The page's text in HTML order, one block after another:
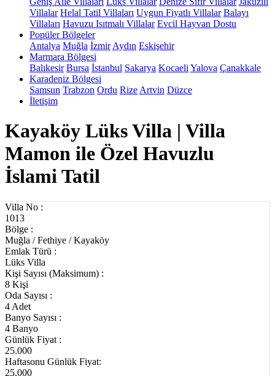
Villalar Helal Tatil Villaları Uygun Fiyatlı Villalar Balayı
Villaları Havuzu Isıtmalı Villalar Evcil Hayvan Dostu
Popüler Bölgeler
Antalya Muğla İzmir Aydın Eskişehir
Marmara Bölgesi
Balıkesir Bursa İstanbul Sakarya Kocaeli Yalova Çanakkale
Karadeniz Bölgesi
Samsun Trabzon Ordu Rize Artvin Düzce
İletişim
Kayaköy Lüks Villa | Villa
Mamon ile Özel Havuzlu
İslami Tatil
Villa No :
1013
Bölge :
Muğla / Fethiye / Kayaköy
Emlak Türü :
Lüks Villa
Kişi Sayısı (Maksimum) :
8 Kişi
Oda Sayısı :
4 Adet
Banyo Sayısı :
4 Banyo
Günlük Fiyat :
25.000
Haftasonu Günlük Fiyat:
25.000